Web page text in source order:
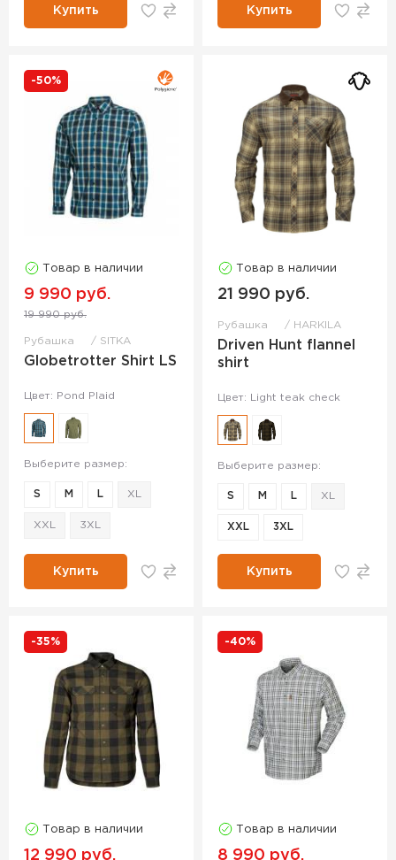
Купить Купить
-50%
Товар в наличии
9 990 руб.
19 990 руб.
Рубашка SITKA
Globetrotter Shirt LS
Цвет: Pond Plaid
Выберите размер:
S M L XL
XXL 3XL
Купить
Товар в наличии
21 990 руб.
Рубашка HARKILA
Driven Hunt flannel
shirt
Цвет: Light teak check
Выберите размер:
S M L XL
XXL 3XL
Купить
-35%
Товар в наличии
12 990 руб.
-40%
Товар в наличии
8 990 руб.